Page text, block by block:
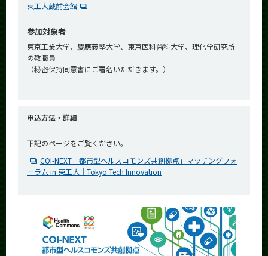
東工大蔵前会館
参加対象者
東京工業大学、慶應義塾大学、東京医科歯科大学、理化学研究所
の教職員
（秘密保持同意書にご署名いただきます。）
申込方法・詳細
下記のページをご覧ください。
COI-NEXT「都市型ヘルスコモンズ共創拠点」マッチングフォ
ーラム in 東工大｜Tokyo Tech Innovation